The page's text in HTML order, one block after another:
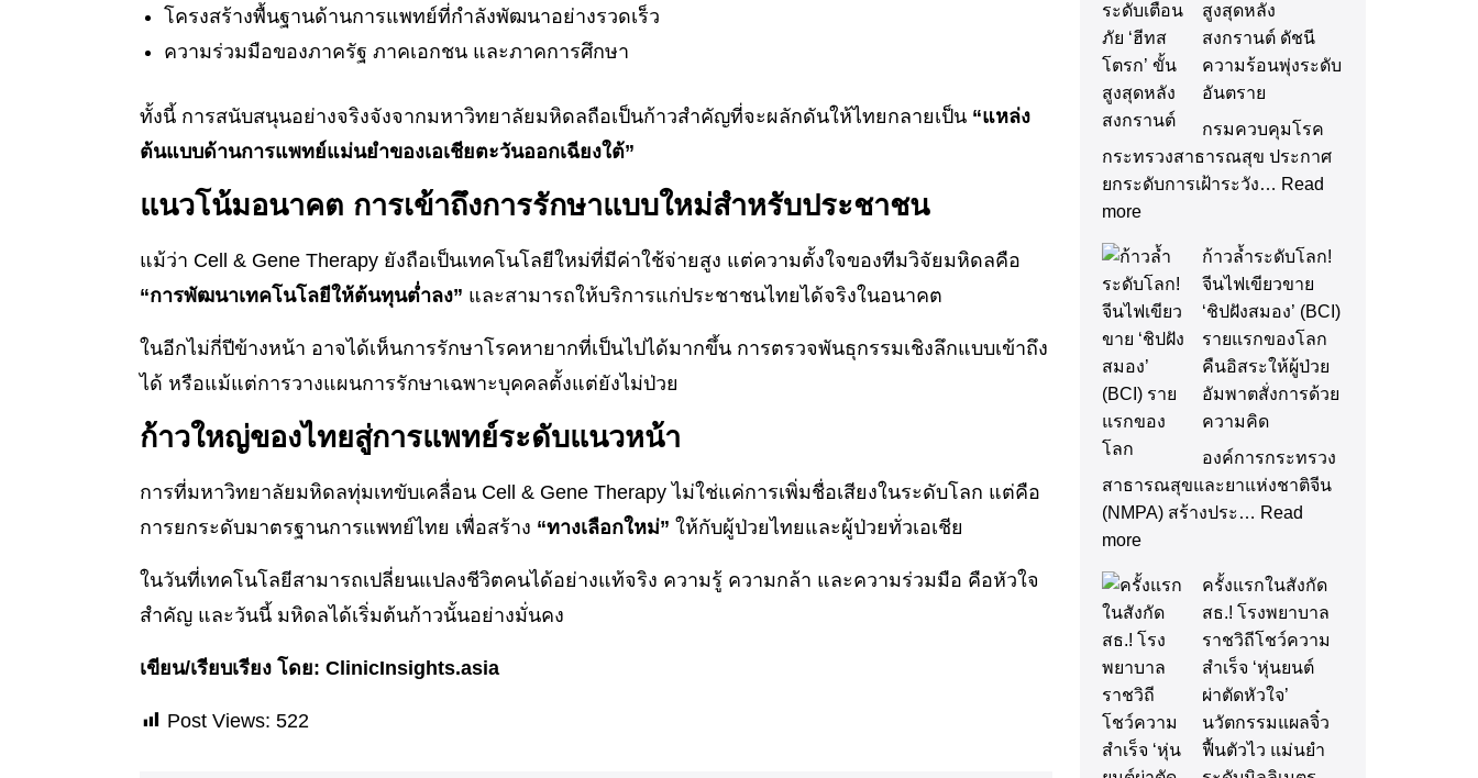
โครงสร้างพื้นฐานด้านการแพทย์ที่กำลังพัฒนาอย่างรวดเร็ว
ความร่วมมือของภาครัฐ ภาคเอกชน และภาคการศึกษา
ทั้งนี้ การสนับสนุนอย่างจริงจังจากมหาวิทยาลัยมหิดลถือเป็นก้าวสำคัญที่จะผลักดันให้ไทยกลายเป็น “แหล่ง
ต้นแบบด้านการแพทย์แม่นยำของเอเชียตะวันออกเฉียงใต้”
แนวโน้มอนาคต การเข้าถึงการรักษาแบบใหม่สำหรับประชาชน
แม้ว่า Cell & Gene Therapy ยังถือเป็นเทคโนโลยีใหม่ที่มีค่าใช้จ่ายสูง แต่ความตั้งใจของทีมวิจัยมหิดลคือ
“การพัฒนาเทคโนโลยีให้ต้นทุนต่ำลง” และสามารถให้บริการแก่ประชาชนไทยได้จริงในอนาคต
ในอีกไม่กี่ปีข้างหน้า อาจได้เห็นการรักษาโรคหายากที่เป็นไปได้มากขึ้น การตรวจพันธุกรรมเชิงลึกแบบเข้าถึง
ได้ หรือแม้แต่การวางแผนการรักษาเฉพาะบุคคลตั้งแต่ยังไม่ป่วย
ก้าวใหญ่ของไทยสู่การแพทย์ระดับแนวหน้า
การที่มหาวิทยาลัยมหิดลทุ่มเทขับเคลื่อน Cell & Gene Therapy ไม่ใช่แค่การเพิ่มชื่อเสียงในระดับโลก แต่คือ
การยกระดับมาตรฐานการแพทย์ไทย เพื่อสร้าง “ทางเลือกใหม่” ให้กับผู้ป่วยไทยและผู้ป่วยทั่วเอเชีย
ในวันที่เทคโนโลยีสามารถเปลี่ยนแปลงชีวิตคนได้อย่างแท้จริง ความรู้ ความกล้า และความร่วมมือ คือหัวใจ
สำคัญ และวันนี้ มหิดลได้เริ่มต้นก้าวนั้นอย่างมั่นคง
เขียน/เรียบเรียง โดย: ClinicInsights.asia
Post Views: 522
สูงสุดหลัง
สงกรานต์ ดัชนี
ความร้อนพุ่งระดับ
อันตราย
กรมควบคุมโรค
กระทรวงสาธารณสุข ประกาศ
ยกระดับการเฝ้าระวัง… Read
more
ก้าวล้ำระดับโลก!
จีนไฟเขียวขาย
‘ชิปฝังสมอง’ (BCI)
รายแรกของโลก
คืนอิสระให้ผู้ป่วย
อัมพาตสั่งการด้วย
ความคิด
องค์การกระทรวง
สาธารณสุขและยาแห่งชาติจีน
(NMPA) สร้างประ… Read
more
ครั้งแรกในสังกัด
สธ.! โรงพยาบาล
ราชวิถีโชว์ความ
สำเร็จ ‘หุ่นยนต์
ผ่าตัดหัวใจ’
นวัตกรรมแผลจิ๋ว
ฟื้นตัวไว แม่นยำ